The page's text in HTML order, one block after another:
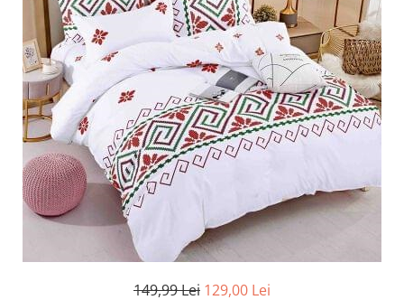
Cearceaf cu elastic
Cearceaf normal
Lenjerii De Pat Creponate
Lenjerii De Pat Bumbac Poplin 2
Persoane
Lenjerii De Pat Bumbac Poplin,
Matlasate, 2 Persoane
Lenjerii De Pat Bumbac Satinat 2
Persoane
Lenjerii De Pat Volanase
Lenjerii De Pat, Finet Premium 3D,
149,99 Lei 129,00 Lei